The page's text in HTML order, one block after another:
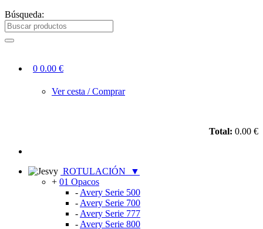
Búsqueda:
0 0.00 €
Ver cesta / Comprar
Total: 0.00 €
ROTULACIÓN
▼
+ 01 Opacos
- Avery Serie 500
- Avery Serie 700
- Avery Serie 777
- Avery Serie 800